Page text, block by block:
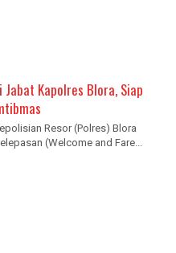
Jabat Kapolres Blora, Siap
Resor (Polres) Blora
(Welcome and Fare...